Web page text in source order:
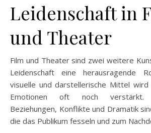
Leidenschaft in
und Theater
Film und Theater sind zwei weitere
Leidenschaft eine herausragende
visuelle und darstellerische Mittel
Emotionen oft noch verstärkt.
Beziehungen, Konflikte und Dramatik
die das Publikum fesseln und zum